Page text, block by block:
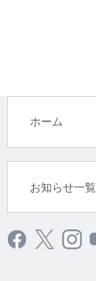
ホーム
お知らせ一覧